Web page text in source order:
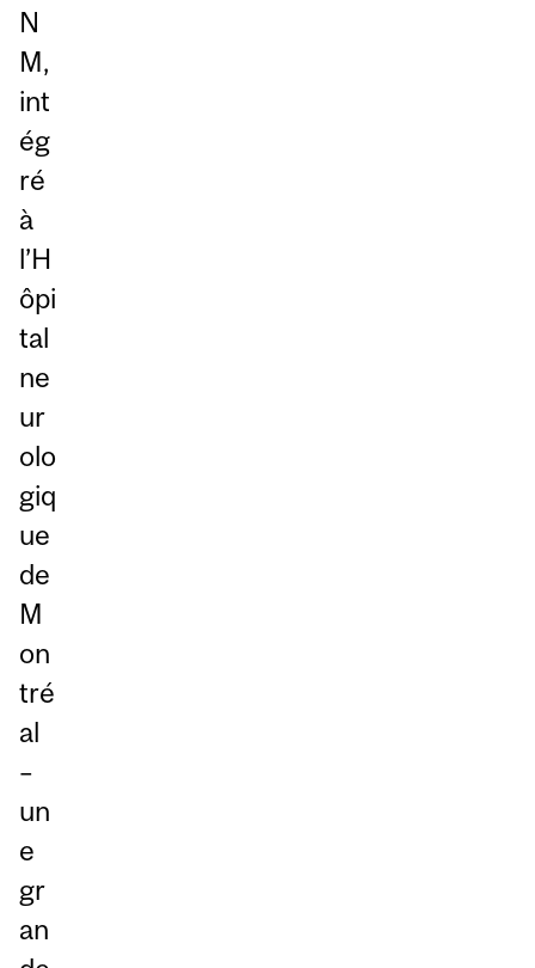
N
M,
int
ég
ré
à
l’H
ôpi
tal
ne
ur
olo
giq
ue
de
M
on
tré
al
–
un
e
gr
an